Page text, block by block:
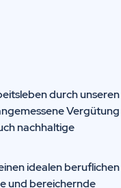
durch unseren
nachhaltige
idealen beruflichen
und bereichernde